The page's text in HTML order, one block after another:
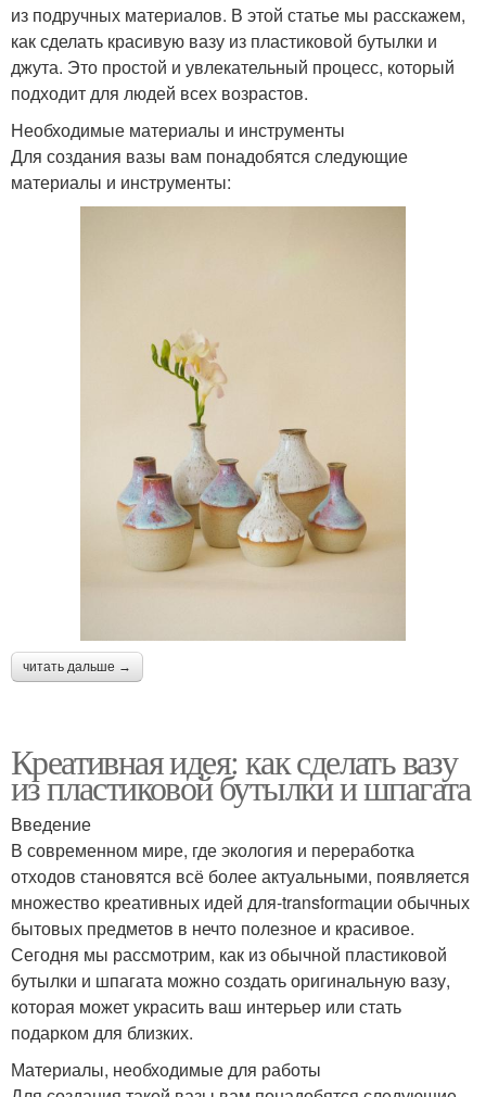
из подручных материалов. В этой статье мы расскажем,
как сделать красивую вазу из пластиковой бутылки и
джута. Это простой и увлекательный процесс, который
подходит для людей всех возрастов.
Необходимые материалы и инструменты
Для создания вазы вам понадобятся следующие
материалы и инструменты:
читать дальше →
Креативная идея: как сделать вазу
из пластиковой бутылки и шпагата
Введение
В современном мире, где экология и переработка
отходов становятся всё более актуальными, появляется
множество креативных идей для-transformации обычных
бытовых предметов в нечто полезное и красивое.
Сегодня мы рассмотрим, как из обычной пластиковой
бутылки и шпагата можно создать оригинальную вазу,
которая может украсить ваш интерьер или стать
подарком для близких.
Материалы, необходимые для работы